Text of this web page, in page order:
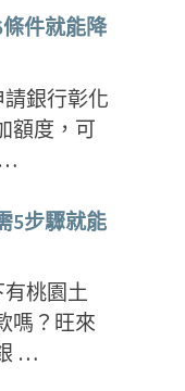
件就能降
請銀行彰化
額度，可
…
5步驟就能
有桃園土
嗎？旺來
…